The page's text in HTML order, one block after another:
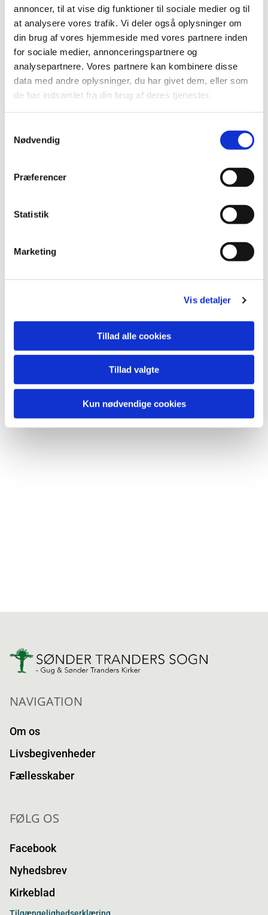
annoncer, til at vise dig funktioner til sociale medier og til
at analysere vores trafik. Vi deler også oplysninger om
din brug af vores hjemmeside med vores partnere inden
for sociale medier, annonceringspartnere og
analysepartnere. Vores partnere kan kombinere disse
data med andre oplysninger, du har givet dem, eller som
de har indsamlet fra din brug af deres tjenester.
Nødvendig
Præferencer
Statistik
Marketing
Vis detaljer
Tillad alle cookies
Tillad valgte
Kun nødvendige cookies
lide...
NAVIGATION
Om os
Livsbegivenheder
Fællesskaber
FØLG OS
Facebook
Nyhedsbrev
Kirkeblad